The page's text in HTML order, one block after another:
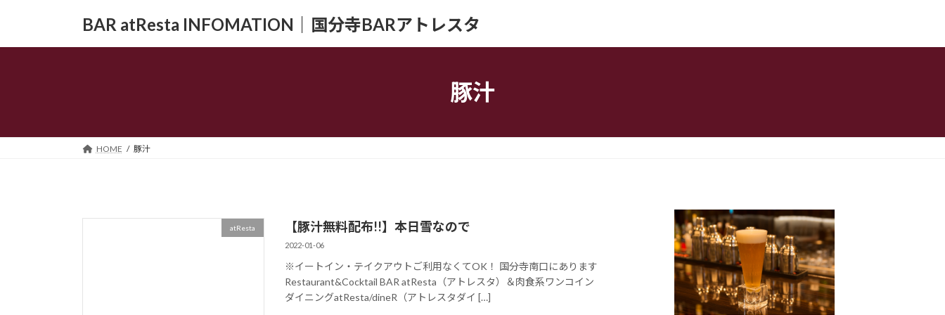
BAR atResta INFOMATION｜国分寺BARアトレスタ
豚汁
HOME 豚汁
atResta 【豚汁無料配布!!】本日雪なので
2022-01-06
※イートイン・テイクアウトご利用なくてOK！ 国分寺南口にあります
Restaurant&Cocktail BAR atResta（アトレスタ）＆肉食系ワンコイン
ダイニングatResta/dineR（アトレスタダイ […]